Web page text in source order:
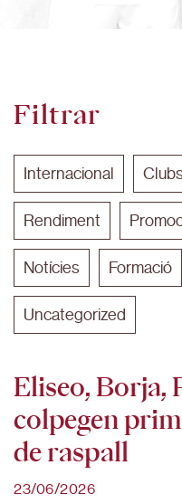
Filtrar
Internacional
Rendiment
Notícies Formació
Uncategorized
Eliseo, Borja,
colpegen
de raspall
23/06/2026